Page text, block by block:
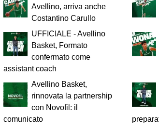
Avellino, arriva anche
Costantino Carullo
UFFICIALE - Avellino
Basket, Formato
confermato come
assistant coach
Avellino Basket,
rinnovata la partnership
con Novofil: il
comunicato